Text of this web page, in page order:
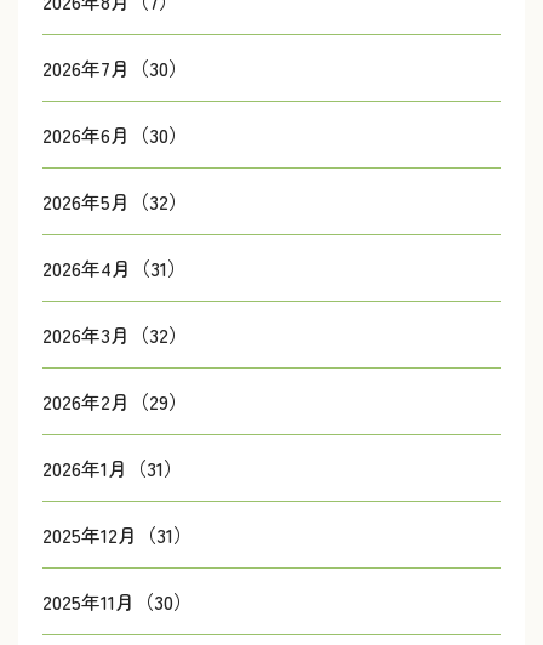
2026年7月（30）
2026年6月（30）
2026年5月（32）
2026年4月（31）
2026年3月（32）
2026年2月（29）
2026年1月（31）
2025年12月（31）
2025年11月（30）